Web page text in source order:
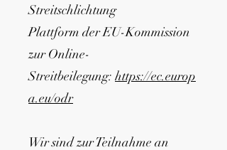
Streitschlichtung
Plattform der EU-Kommission
zur Online-
Streitbeilegung: https://ec.europ
a.eu/odr
Wir sind zur Teilnahme an